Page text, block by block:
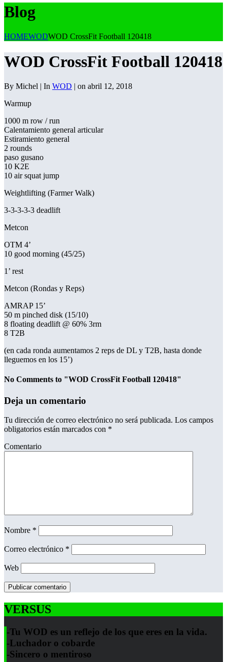
Blog
HOMEWODWOD CrossFit Football 120418
WOD CrossFit Football 120418
By Michel | In WOD | on abril 12, 2018
Warmup
1000 m row / run
Calentamiento general articular
Estiramiento general
2 rounds
paso gusano
10 K2E
10 air squat jump
Weightlifting (Farmer Walk)
3-3-3-3-3 deadlift
Metcon
OTM 4’
10 good morning (45/25)
1’ rest
Metcon (Rondas y Reps)
AMRAP 15’
50 m pinched disk (15/10)
8 floating deadlift @ 60% 3rm
8 T2B
(en cada ronda aumentamos 2 reps de DL y T2B, hasta donde
lleguemos en los 15’)
No Comments to "WOD CrossFit Football 120418"
Deja un comentario
Tu dirección de correo electrónico no será publicada. Los campos
obligatorios están marcados con *
Comentario
Nombre *
Correo electrónico *
Web
VERSUS
-Tu WOD es un reflejo de los que eres en la vida.
-Luchador o cobarde
-Sincero o mentiroso